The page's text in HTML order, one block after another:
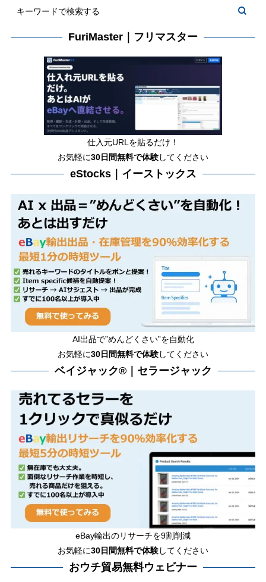
FuriMaster｜フリマスター
仕入元URLを貼るだけ！
お気軽に30日間無料で体験してください
eStocks｜イーストックス
AI出品で”めんどくさい”を自動化
お気軽に30日間無料で体験してください
ベイジャック®｜セラージャック
eBay輸出のリサーチを9割削減
お気軽に30日間無料で体験してください
おウチ貿易無料ウェビナー